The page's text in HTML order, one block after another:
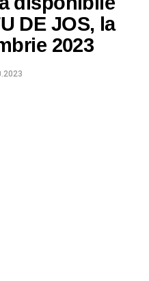
DE JOS, la
2023